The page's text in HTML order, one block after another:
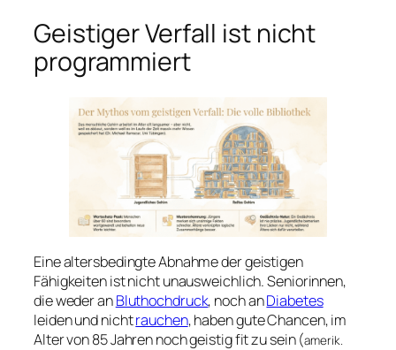
Geistiger Verfall ist nicht
programmiert
Eine altersbedingte Abnahme der geistigen
Fähigkeiten ist nicht unausweichlich. Seniorinnen,
die weder anBluthochdruck, noch anDiabetes
leiden und nichtrauchen, haben gute Chancen, im
Alter von 85 Jahren noch geistig fit zu sein (amerik.